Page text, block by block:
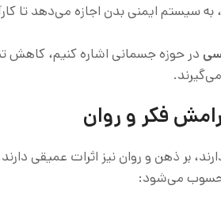
ایمنی بدن اجازه می‌دهد تا
در حوزه جسمانی اشاره کنیم، کاهش
فکر و روان
بر ذهن و روان نیز اثرات عمیقی دارند.